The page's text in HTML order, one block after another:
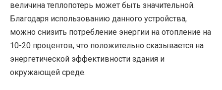
величина теплопотерь может быть значительной.
Благодаря использованию данного устройства,
можно снизить потребление энергии на отопление на
10-20 процентов, что положительно сказывается на
энергетической эффективности здания и
окружающей среде.